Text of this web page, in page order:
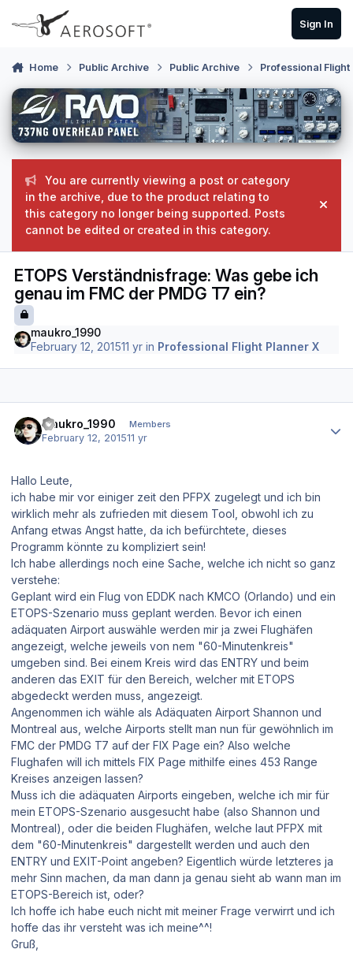
Skip to content
Sign In
Home Public Archive Public Archive Professional Flight
You are currently viewing a post or category
in the archive, due to the product relating to
this category no longer being supported. Posts
cannot be edited or created in this category.
Hide
ETOPS Verständnisfrage: Was gebe ich
genau im FMC der PMDG T7 ein?
maukro_1990
February 12, 201511 yr in Professional Flight Planner X
maukro_1990 Members
February 12, 201511 yr
Hallo Leute,
ich habe mir vor einiger zeit den PFPX zugelegt und ich bin
wirklich mehr als zufrieden mit diesem Tool, obwohl ich zu
Anfang etwas Angst hatte, da ich befürchtete, dieses
Programm könnte zu kompliziert sein!
Ich habe allerdings noch eine Sache, welche ich nicht so ganz
verstehe:
Geplant wird ein Flug von EDDK nach KMCO (Orlando) und ein
ETOPS-Szenario muss geplant werden. Bevor ich einen
adäquaten Airport auswähle werden mir ja zwei Flughäfen
angezeigt, welche jeweils von nem "60-Minutenkreis"
umgeben sind. Bei einem Kreis wird das ENTRY und beim
anderen das EXIT für den Bereich, welcher mit ETOPS
abgedeckt werden muss, angezeigt.
Angenommen ich wähle als Adäquaten Airport Shannon und
Montreal aus, welche Airports stellt man nun für gewöhnlich im
FMC der PMDG T7 auf der FIX Page ein? Also welche
Flughafen will ich mittels FIX Page mithilfe eines 453 Range
Kreises anzeigen lassen?
Muss ich die adäquaten Airports eingeben, welche ich mir für
mein ETOPS-Szenario ausgesucht habe (also Shannon und
Montreal), oder die beiden Flughäfen, welche laut PFPX mit
dem "60-Minutenkreis" dargestellt werden und auch den
ENTRY und EXIT-Point angeben? Eigentlich würde letzteres ja
mehr Sinn machen, da man dann ja genau sieht ab wann man im
ETOPS-Bereich ist, oder?
Ich hoffe ich habe euch nicht mit meiner Frage verwirrt und ich
hoffe das ihr versteht was ich meine^^!
Gruß,